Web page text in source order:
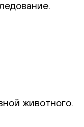
животного.